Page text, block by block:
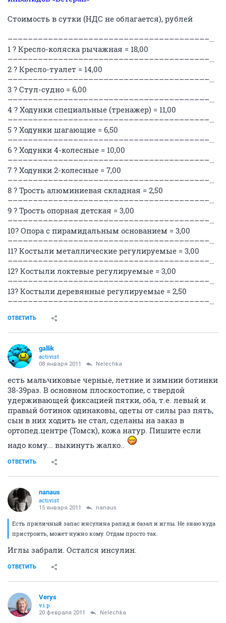
Стоимость в сутки (НДС не облагается), рублей
––––––––––––––––––––––––––––––––––––––––––––
1 ? Кресло-коляска рычажная = 18,00
––––––––––––––––––––––––––––––––––––––––––––
2 ? Кресло-туалет = 14,00
––––––––––––––––––––––––––––––––––––––––––––
3 ? Стул-судно = 6,00
––––––––––––––––––––––––––––––––––––––––––––
4 ? Ходунки специальные (тренажер) = 11,00
––––––––––––––––––––––––––––––––––––––––––––
5 ? Ходунки шагающие = 6,50
––––––––––––––––––––––––––––––––––––––––––––
6 ? Ходунки 4-колесные = 10,00
––––––––––––––––––––––––––––––––––––––––––––
7 ? Ходунки 2-колесные = 7,00
––––––––––––––––––––––––––––––––––––––––––––
8 ? Трость алюминиевая складная = 2,50
––––––––––––––––––––––––––––––––––––––––––––
9 ? Трость опорная детская = 3,00
––––––––––––––––––––––––––––––––––––––––––––
10? Опора с пирамидальным основанием = 3,00
––––––––––––––––––––––––––––––––––––––––––––
11? Костыли металлические регулируемые = 3,00
––––––––––––––––––––––––––––––––––––––––––––
12? Костыли локтевые регулируемые = 3,00
––––––––––––––––––––––––––––––––––––––––––––
13? Костыли деревянные регулируемые = 2,50
––––––––––––––––––––––––––––––––––––––––––––
ОТВЕТИТЬ
gallik
activist
08 января 2011 Nelechka
есть мальчиковые черные, летние и зимнии ботинки
38-39раз. В основном плоскостопие, с твердой
удерживающей фиксацией пятки, оба, т.е. левый и
правый ботинок одинаковы, одеты от силы раз пять,
сын в них ходить не стал, сделаны на заказ в
ортопед.центре (Томск), кожа натур. Пишите если
надо кому... выкинуть жалко..
ОТВЕТИТЬ
nanaus
activist
15 января 2011 nanaus
Есть приличный запас инсулина рапид и базал и иглы. Не знаю куда
пристроить, может нужно кому. Отдам просто так.
Иглы забрали. Остался инсулин.
ОТВЕТИТЬ
Verys
v.i.p.
20 февраля 2011 Nelechka